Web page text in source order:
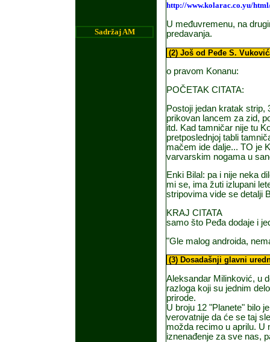
Sadržaj AM
http://www.kolarac.co.yu/
U međuvremenu, na
predavanja.
(2) Još od Peđe S.
o pravom Konanu:
POČETAK CITATA:
Postoji jedan kratak strip,
prikovan lancem za zid,
itd. Kad tamničar nije tu
pretposlednjoj tabli
mačem ide dalje... TO je
varvarskim nogama u
Enki Bilal: pa i nije neka
mi se, ima žuti izlupani
stripovima vide se detalji
KRAJ CITATA
samo što Peđa dodaje i
"Gle malog androida,
(3) Dosadašnji glavni
Aleksandar Milinković, u
razloga koji su jednim
prirode.
U broju 12 "Planete" bilo
verovatnije da će se taj
možda recimo u aprilu. U
iznenađenje za sve nas,